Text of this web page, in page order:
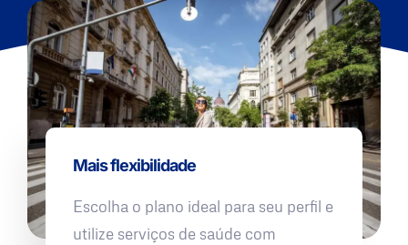
Mais flexibilidade
Escolha o plano ideal para seu perfil e
utilize serviços de saúde com